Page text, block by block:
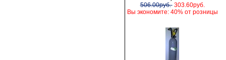
506.00руб. 303.60руб.
Вы экономите: 40% от розницы